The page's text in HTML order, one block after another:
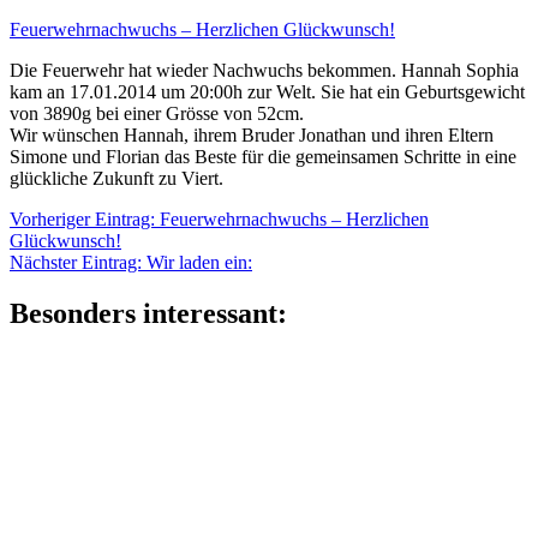
Feuerwehrnachwuchs – Herzlichen Glückwunsch!
Die Feuerwehr hat wieder Nachwuchs bekommen. Hannah Sophia
kam an 17.01.2014 um 20:00h zur Welt. Sie hat ein Geburtsgewicht
von 3890g bei einer Grösse von 52cm.
Wir wünschen Hannah, ihrem Bruder Jonathan und ihren Eltern
Simone und Florian das Beste für die gemeinsamen Schritte in eine
glückliche Zukunft zu Viert.
Beitragsnavigation
Vorheriger Eintrag: Vorheriger
Feuerwehrnachwuchs – Herzlichen
Glückwunsch!
Nächster Eintrag: Nächster
Wir laden ein:
Besonders interessant: